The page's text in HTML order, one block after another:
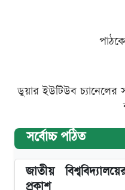
ডুয়ার ইউটিউব চ্যানেলের
সর্বোচ্চ পঠিত
জাতীয়
প্রকাশ